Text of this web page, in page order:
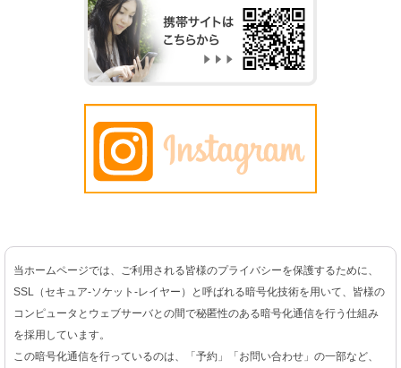
当ホームページでは、ご利用される皆様のプライバシーを保護するために、
SSL（セキュア-ソケット-レイヤー）と呼ばれる暗号化技術を用いて、皆様の
コンピュータとウェブサーバとの間で秘匿性のある暗号化通信を行う仕組み
を採用しています。
この暗号化通信を行っているのは、「予約」「お問い合わせ」の一部など、